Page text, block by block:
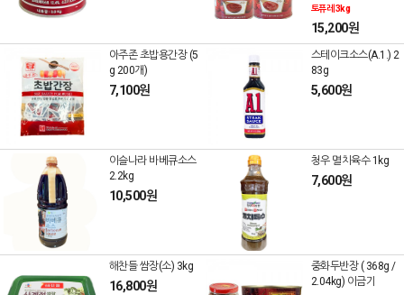
토퓨레 3kg
15,200원
아주존 초밥용간장 (5
g 200개)
7,100원
스테이크소스(A.1.) 2
83g
5,600원
이슬나라 바베큐소스
2.2kg
10,500원
청우 멸치육수 1kg
7,600원
해찬들 쌈장(소) 3kg
16,800원
중화두반장 ( 368g /
2.04kg) 이금기